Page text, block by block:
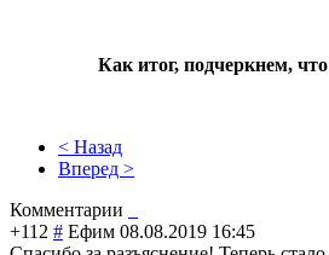
Как итог, подчеркнем,
< Назад
Вперед >
Комментарии
+112 # Ефим 08.08.2019 16:45